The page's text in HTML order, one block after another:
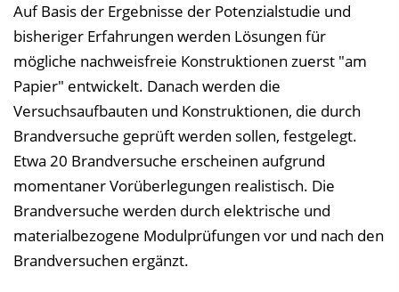
Auf Basis der Ergebnisse der Potenzialstudie und
bisheriger Erfahrungen werden Lösungen für
mögliche nachweisfreie Konstruktionen zuerst "am
Papier" entwickelt. Danach werden die
Versuchsaufbauten und Konstruktionen, die durch
Brandversuche geprüft werden sollen, festgelegt.
Etwa 20 Brandversuche erscheinen aufgrund
momentaner Vorüberlegungen realistisch. Die
Brandversuche werden durch elektrische und
materialbezogene Modulprüfungen vor und nach den
Brandversuchen ergänzt.